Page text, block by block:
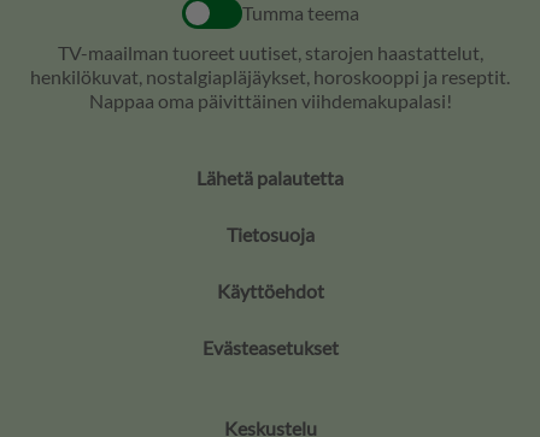
Tumma teema
TV-maailman tuoreet uutiset, starojen haastattelut,
henkilökuvat, nostalgiapläjäykset, horoskooppi ja reseptit.
Nappaa oma päivittäinen viihdemakupalasi!
Lähetä palautetta
Tietosuoja
Käyttöehdot
Evästeasetukset
Keskustelu